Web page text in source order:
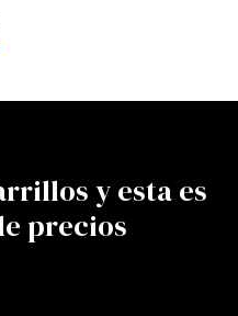
y esta es
precios